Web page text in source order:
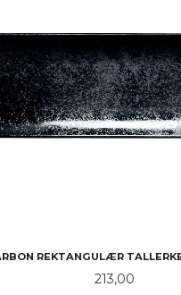
REKTANGULÆR
Pris
213,00